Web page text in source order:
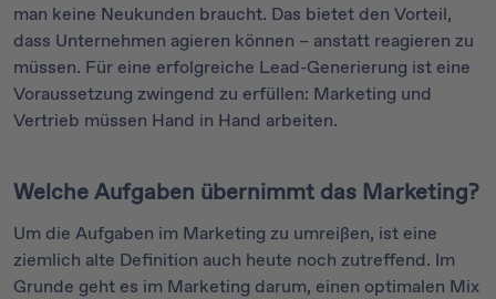
man keine Neukunden braucht. Das bietet den Vorteil,
dass Unternehmen agieren können – anstatt reagieren zu
müssen. Für eine erfolgreiche Lead-Generierung ist eine
Voraussetzung zwingend zu erfüllen: Marketing und
Vertrieb müssen Hand in Hand arbeiten.
Welche Aufgaben übernimmt das Marketing?
Um die Aufgaben im Marketing zu umreißen, ist eine
ziemlich alte Definition auch heute noch zutreffend. Im
Grunde geht es im Marketing darum, einen optimalen Mix